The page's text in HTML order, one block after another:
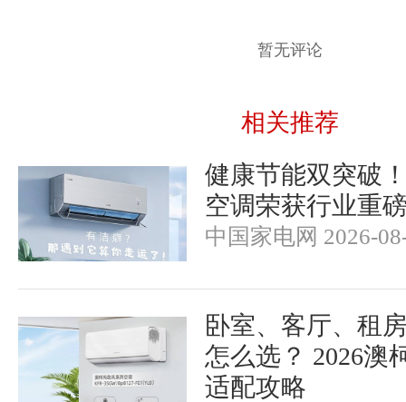
暂无评论
相关推荐
健康节能双突破
空调荣获行业重
中国家电网 2026-
卧室、客厅、租
怎么选？ 2026澳
适配攻略